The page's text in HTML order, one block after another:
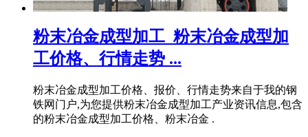
粉末冶金成型加工_粉末冶金成型加
工价格、行情走势 ...
粉末冶金成型加工价格、报价、行情走势来自于我的钢
铁网门户,为您提供粉末冶金成型加工产业资讯信息,包含
的粉末冶金成型加工价格、粉末冶金 .